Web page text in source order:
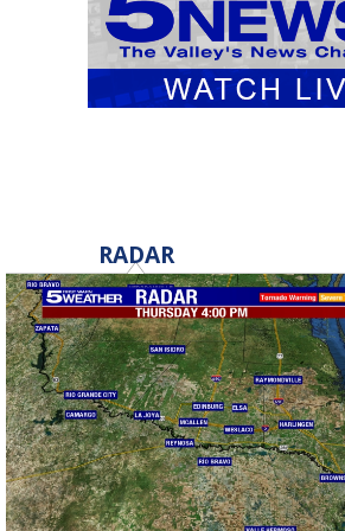
RADAR